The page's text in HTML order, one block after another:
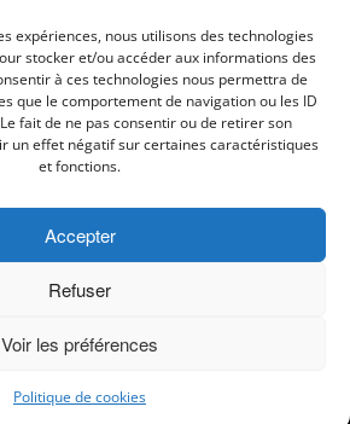
expériences, nous utilisons des technologies
stocker et/ou accéder aux informations des
à ces technologies nous permettra de
que le comportement de navigation ou les ID
fait de ne pas consentir ou de retirer son
un effet négatif sur certaines caractéristiques
et fonctions.
Accepter
Refuser
Voir les préférences
Politique de cookies
PLAN D’ACCES
de Lavalette - Aude.